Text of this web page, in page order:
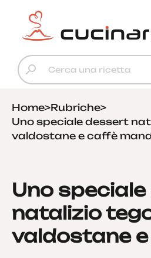
Home>Rubriche>
Uno speciale dessert
valdostane e caffè
Uno
natalizio
valdostane